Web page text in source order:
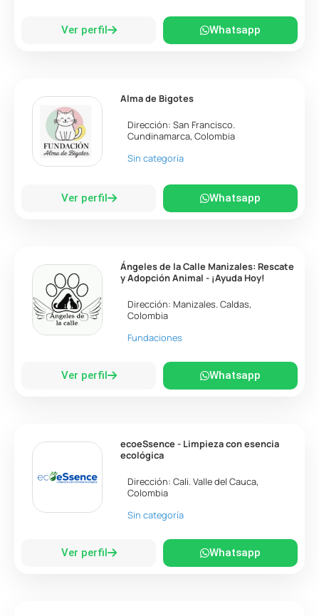
Ver perfil Whatsapp
Alma de Bigotes
Dirección:San Francisco.
Cundinamarca,Colombia
Sin categoría
Ver perfil Whatsapp
Ángeles de la Calle Manizales: Rescate
y Adopción Animal - ¡Ayuda Hoy!
Dirección: Manizales.Caldas,
Colombia
Fundaciones
Ver perfil Whatsapp
ecoeSsence - Limpieza con esencia
ecológica
Dirección:Cali.Valle del Cauca,
Colombia
Sin categoría
Ver perfil Whatsapp